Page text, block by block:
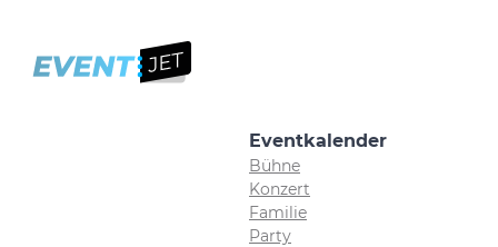
Eventkalender
Bühne
Konzert
Familie
Party